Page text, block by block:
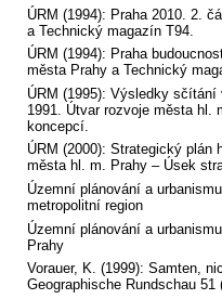
ÚRM (1994): Praha 2010. 2.
a Technický magazín T94.
ÚRM (1994): Praha
města Prahy a Technický
ÚRM (1995): Výsledky
1991. Útvar rozvoje města hl.
koncepcí.
ÚRM (2000): Strategický plán
města hl. m. Prahy – Úsek
Územní plánování a
metropolitní region
Územní plánování a
Prahy
Vorauer, K. (1999): Samten,
Geographische Rundschau 51